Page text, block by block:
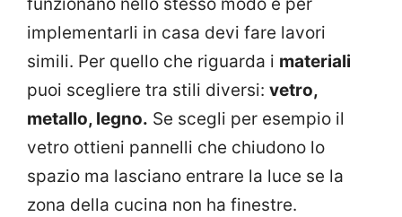
funzionano nello stesso modo e per
implementarli in casa devi fare lavori
simili. Per quello che riguarda i materiali
puoi scegliere tra stili diversi: vetro,
metallo, legno. Se scegli per esempio il
vetro ottieni pannelli che chiudono lo
spazio ma lasciano entrare la luce se la
zona della cucina non ha finestre.